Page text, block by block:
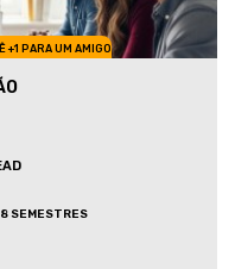
+1 PARA UM AMIGO
8 SEMESTRES